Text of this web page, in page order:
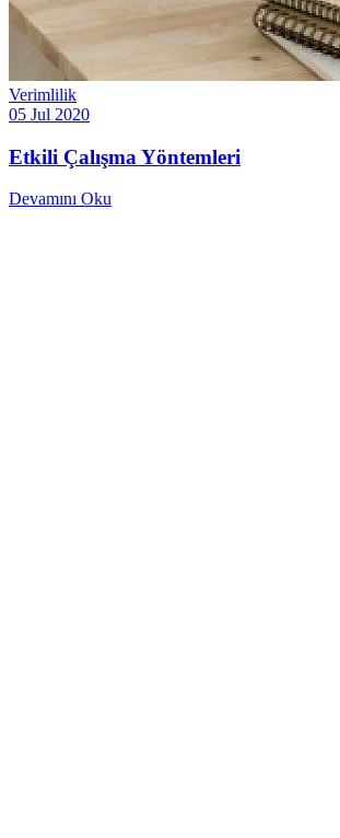
Verimlilik
05 Jul 2020
Etkili Çalışma Yöntemleri
Devamını Oku